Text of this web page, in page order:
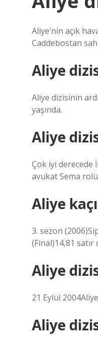
Aliye’nin açık
Caddebostan
Aliye
Aliye dizisinin
yaşında.
Aliye
Çok iyi derecede
avukat Sema
Aliye
3. sezon
(Final)14,81 satır
Aliye
21 Eylül
Aliye